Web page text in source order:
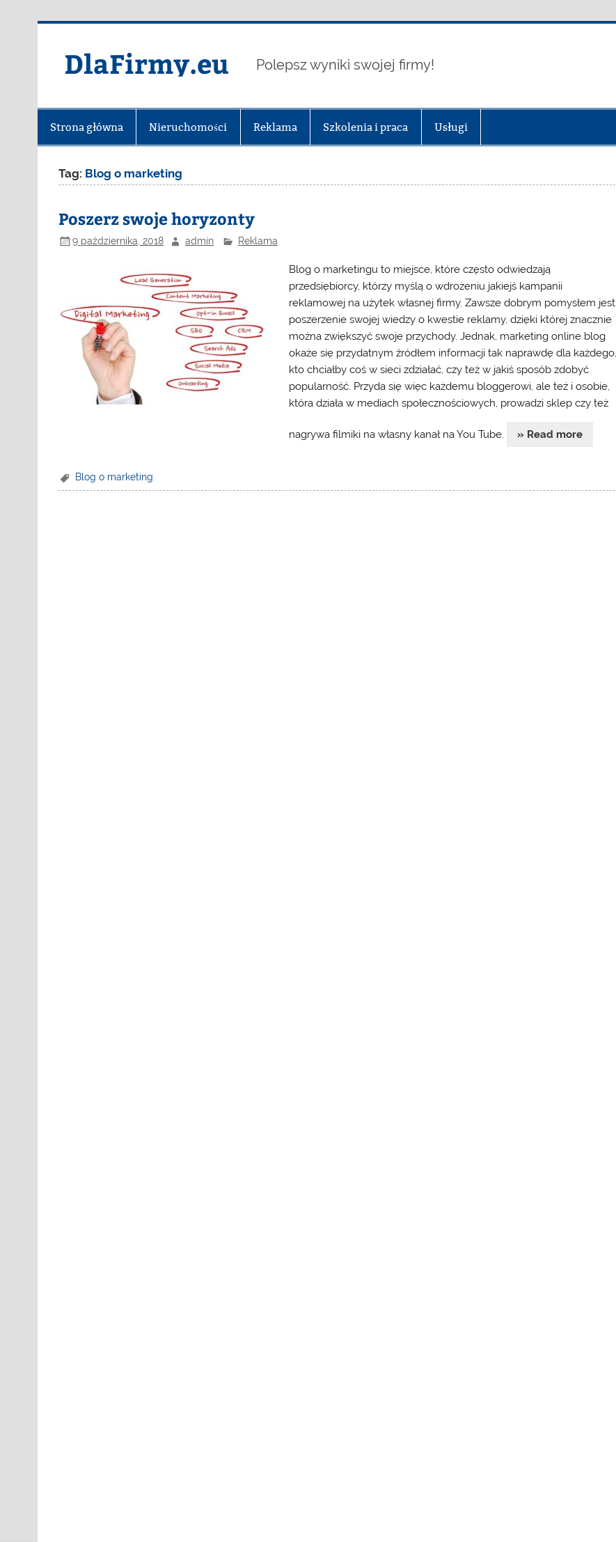
DlaFirmy.eu Polepsz wyniki swojej firmy!
Strona główna Nieruchomości Reklama Szkolenia i praca Usługi
Tag: Blog o marketing
Poszerz swoje horyzonty
9 października, 2018 admin Reklama
Blog o marketingu to miejsce, które często odwiedzają
przedsiębiorcy, którzy myślą o wdrożeniu jakiejś kampanii
reklamowej na użytek własnej firmy. Zawsze dobrym pomysłem jest
poszerzenie swojej wiedzy o kwestie reklamy, dzięki której znacznie
można zwiększyć swoje przychody. Jednak, marketing online blog
okaże się przydatnym źródłem informacji tak naprawdę dla każdego,
kto chciałby coś w sieci zdziałać, czy też w jakiś sposób zdobyć
popularność. Przyda się więc każdemu bloggerowi, ale też i osobie,
która działa w mediach społecznościowych, prowadzi sklep czy też
nagrywa filmiki na własny kanał na You Tube. » Read more
Blog o marketing